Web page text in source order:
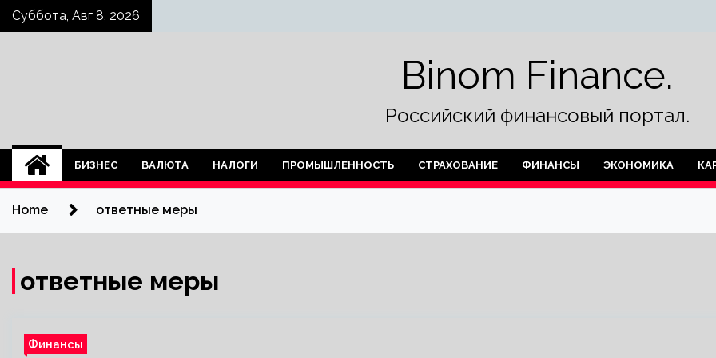
SkipСуббота, Авг 8, 2026
Binom Finance.
Российский финансовый портал.
БИЗНЕС ВАЛЮТА НАЛОГИ ПРОМЫШЛЕННОСТЬ СТРАХОВАНИЕ ФИНАНСЫ ЭКОНОМИКА
Home ответные меры
ответные меры
Финансы